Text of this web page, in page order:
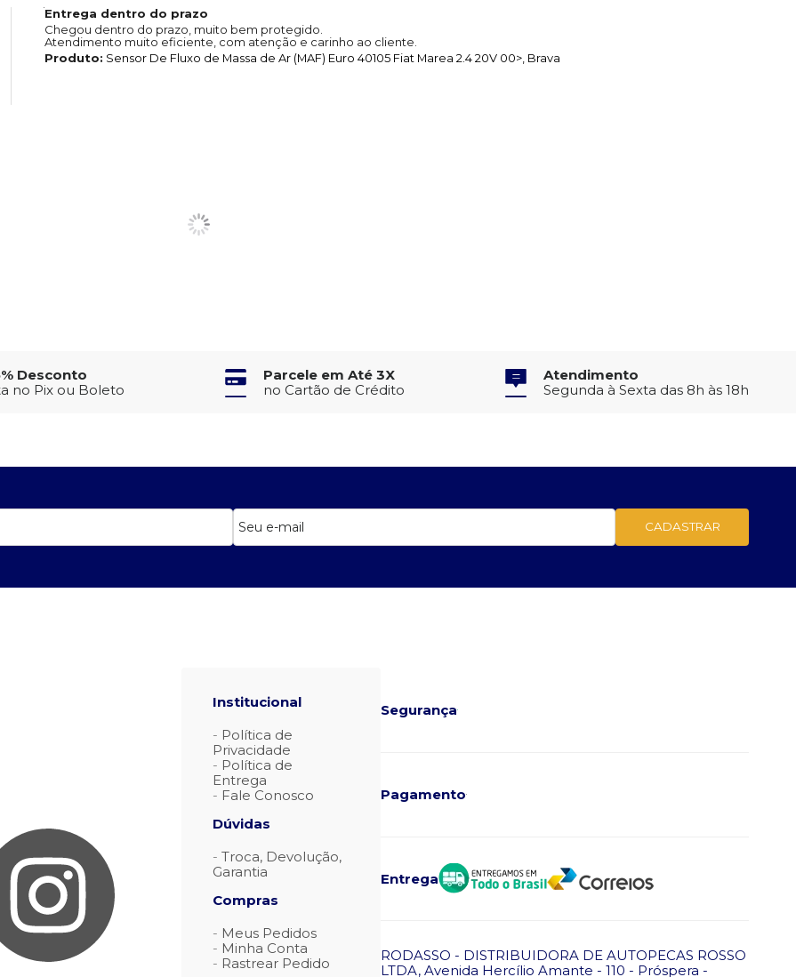
Entrega dentro do prazo
Chegou dentro do prazo, muito bem protegido.
Atendimento muito eficiente, com atenção e carinho ao cliente.
Produto: Sensor De Fluxo de Massa de Ar (MAF) Euro 40105 Fiat Marea 2.4 20V 00>, Brava
Desconto
no Pix ou Boleto
Parcele em Até 3X
no Cartão de Crédito
Atendimento
Segunda à Sexta das 8h às 18h
CADASTRAR
Institucional
Política de
Privacidade
Política de
Entrega
Fale Conosco
Dúvidas
Troca, Devolução,
Garantia
Compras
Meus Pedidos
Minha Conta
Rastrear Pedido
Segurança
Pagamento
Entrega
RODASSO - DISTRIBUIDORA DE AUTOPECAS ROSSO
LTDA, Avenida Hercílio Amante - 110 - Próspera -